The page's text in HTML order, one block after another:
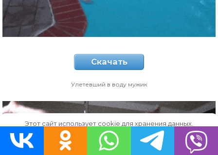
Скачать
Улетевший в воду мужик
Этот сайт использует cookie для хранения данных.
Продолжая использовать сайт, Вы даете свое согласие на
работу с этими файлами.
OK